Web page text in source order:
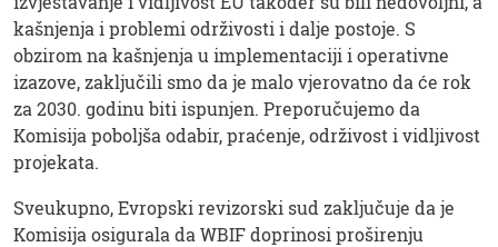
kašnjenja i problemi održivosti i dalje postoje. S
obzirom na kašnjenja u implementaciji i operativne
izazove, zaključili smo da je malo vjerovatno da će rok
za 2030. godinu biti ispunjen. Preporučujemo da
Komisija poboljša odabir, praćenje, održivost i vidljivost
projekata.
Sveukupno, Evropski revizorski sud zaključuje da je
Komisija osigurala da WBIF doprinosi proširenju